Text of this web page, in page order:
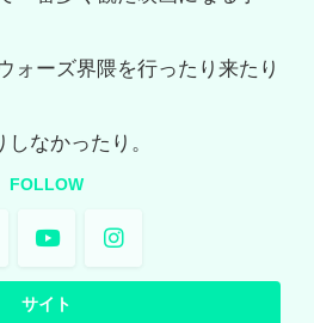
ォーズ界隈を行ったり来たり
なかったり。
FOLLOW